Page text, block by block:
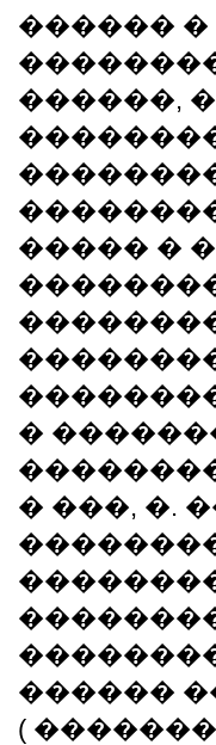
������
������,
����� �
�
� ���, �.
������
(